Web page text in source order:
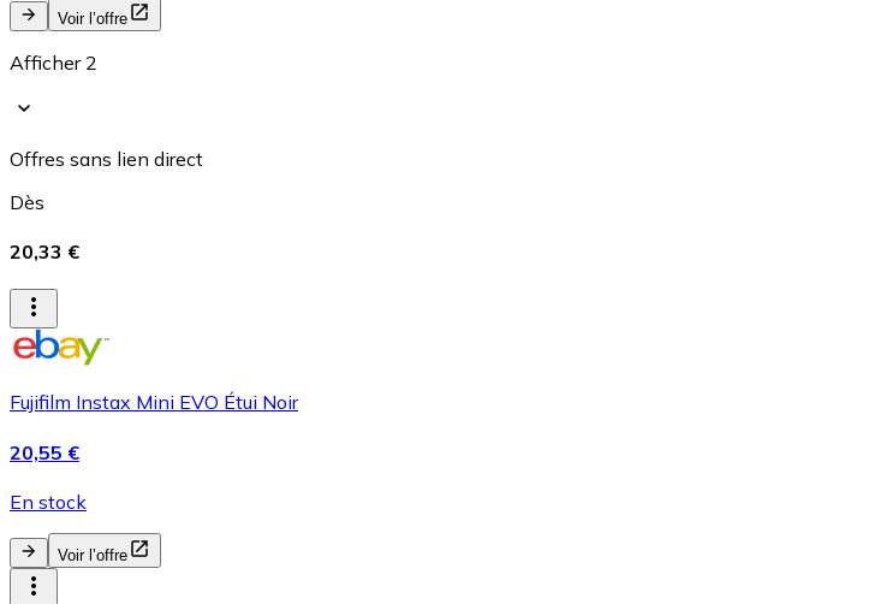
Voir l’offre
Afficher 2
Offres sans lien direct
Dès
20,33 €
Fujifilm Instax Mini EVO Étui Noir
20,55 €
En stock
Voir l’offre